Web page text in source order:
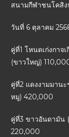
สนามกีฬาชนโคสิ
วันที่ 6 ตุลาคม
คู่ที่1 โหนดเก่งกาจ
(ขาวใหญ่)
คู่ที่2 แดงงามมาน
หมู) 420,000
คู่ที่3 ขาวอันดามัน
220,000